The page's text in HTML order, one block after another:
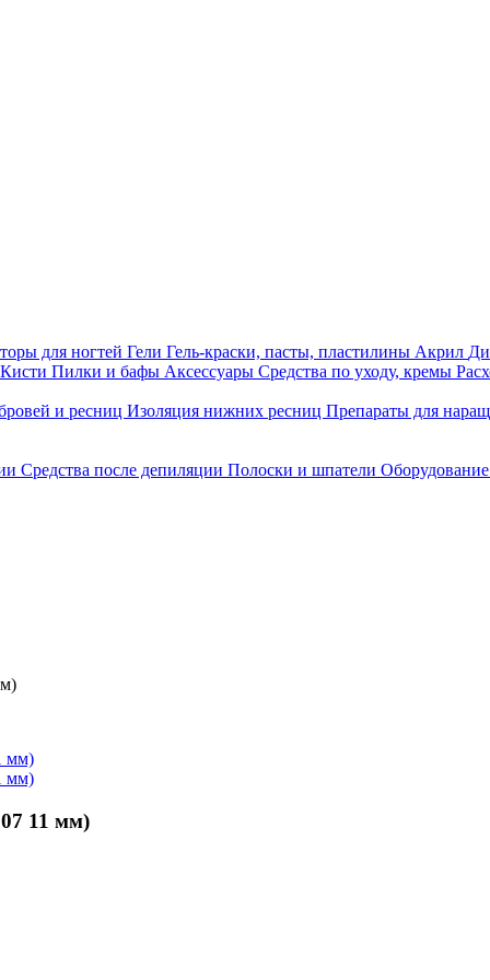
для ногтей Гели Гель-краски, пасты, пластилины Акрил
Кисти Пилки и бафы Аксессуары Средства по уходу, кремы
и ресниц Изоляция нижних ресниц Препараты для
Средства после депиляции Полоски и шпатели
11 мм)